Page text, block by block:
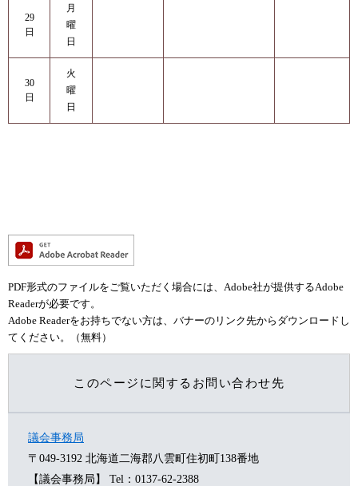
29
日
月
曜
日
30
日
火
曜
日
PDF形式のファイルをご覧いただく場合には、Adobe社が提供するAdobe
Readerが必要です。
Adobe Readerをお持ちでない方は、バナーのリンク先からダウンロードし
てください。（無料）
このページに関するお問い合わせ先
議会事務局
〒049-3192 北海道二海郡八雲町住初町138番地
【議会事務局】
Tel：0137-62-2388